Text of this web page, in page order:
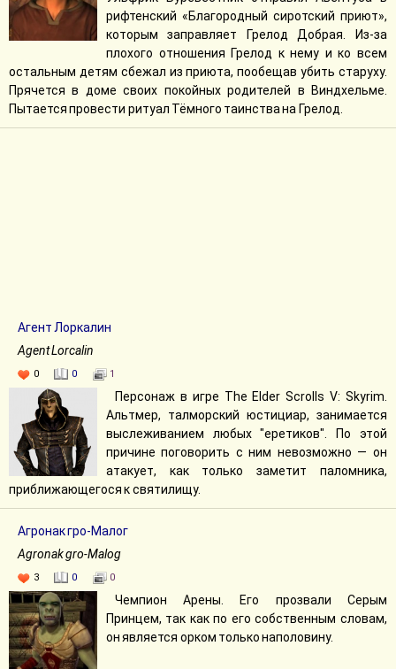
рифтенский «Благородный сиротский приют»,
которым заправляет Грелод Добрая. Из-за
плохого отношения Грелод к нему и ко всем
остальным детям сбежал из приюта, пообещав убить старуху.
Прячется в доме своих покойных родителей в Виндхельме.
Пытается провести ритуал Тёмного таинства на Грелод.
Агент Лоркалин
Agent Lorcalin
0 0 1
Персонаж в игре The Elder Scrolls V: Skyrim.
Альтмер, талморский юстициар, занимается
выслеживанием любых "еретиков". По этой
причине поговорить с ним невозможно — он
атакует, как только заметит паломника,
приближающегося к святилищу.
Агронак гро-Малог
Agronak gro-Malog
3 0 0
Чемпион Арены. Его прозвали Серым
Принцем, так как по его собственным словам,
он является орком только наполовину.